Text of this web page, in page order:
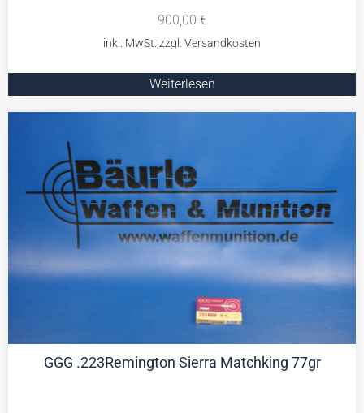
900,00 €
Weiterlesen
GGG .223Remington Sierra Matchking 77gr